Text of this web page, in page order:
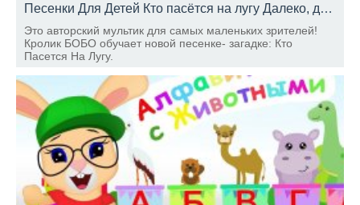
Песенки Для Детей Кто пасётся на лугу Далеко, далеко, на лугу пасутся КО.. ШКОЛА КРОЛИКА БОБО
Это авторский мультик для самых маленьких зрителей!
Кролик БОБО обучает новой песенке- загадке: Кто
Пасется На Лугу.